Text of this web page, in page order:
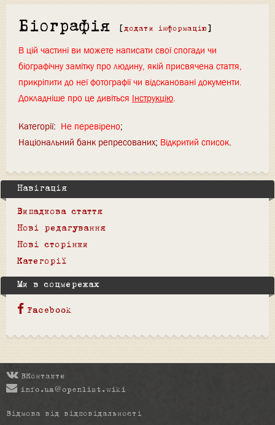
Біографія [ додати інформацію ]
В цій частині ви можете написати свої спогади чи
біографічну замітку про людину, якій присвячена стаття,
прикріпити до неї фотографії чи відскановані документи.
Докладніше про це дивіться Інструкцію.
Категорії: Не перевірено
Національний банк репресованих Відкритий список
Навігація
Випадкова стаття
Нові редагування
Нові сторінки
Категорії
Ми в соцмережах
Facebook
ВКонтакте
info.ua@openlist.wiki
Відмова від відповідальності